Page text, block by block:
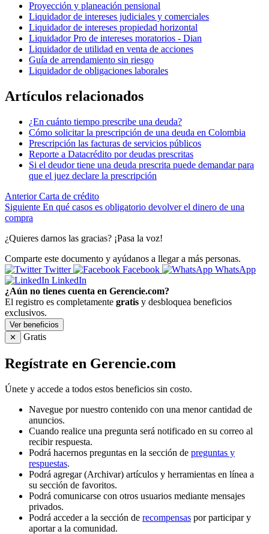
Proyección y planeación pensional
Liquidador de intereses judiciales y comerciales
Liquidador de intereses propiedad horizontal
Liquidador Pro de intereses moratorios - Dian
Liquidador de utilidad en venta de acciones
Guía de arrendamiento sin riesgo
Liquidador de obligaciones laborales
Artículos relacionados
¿En cuánto tiempo prescribe una deuda?
Cómo solicitar la prescripción de una deuda en Colombia
Prescripción las facturas de servicios públicos
Reporte a Datacrédito por deudas prescritas
Si el deudor tiene una deuda prescrita puede demandar para
que el juez declare la prescripción
Anterior Carta de crédito
Siguiente En qué casos es obligatorio devolver el dinero de una
compra
¿Quieres darnos las gracias? ¡Pasa la voz!
Comparte este documento y ayúdanos a llegar a más personas.
Twitter
Facebook
WhatsApp
LinkedIn
¿Aún no tienes cuenta en Gerencie.com?
El registro es completamente gratis y desbloquea beneficios
exclusivos.
Ver beneficios
✕
Gratis
Regístrate en Gerencie.com
Únete y accede a todos estos beneficios sin costo.
Navegue por nuestro contenido con una menor cantidad de
anuncios.
Cuando realice una pregunta será notificado en su correo al
recibir respuesta.
Podrá hacernos preguntas en la sección de preguntas y
respuestas.
Podrá agregar (Archivar) artículos y herramientas en línea a
su sección de favoritos.
Podrá comunicarse con otros usuarios mediante mensajes
privados.
Podrá acceder a la sección de recompensas por participar y
aportar a la comunidad.